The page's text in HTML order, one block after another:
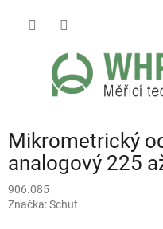
Mikrometrický
analogový 225
906.085
Značka:Schut